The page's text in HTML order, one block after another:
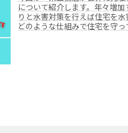
について紹介します。年々増
りと水害対策を行えば住宅を
どのような仕組みで住宅を守